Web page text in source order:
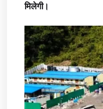
मिलेगी।